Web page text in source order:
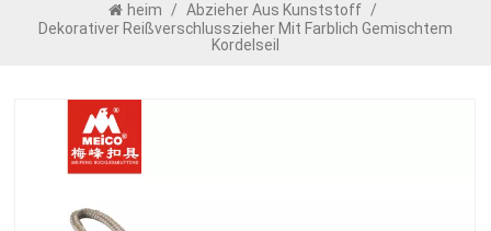
heim / Abzieher Aus Kunststoff /
Dekorativer Reißverschlusszieher Mit Farblich Gemischtem
Kordelseil